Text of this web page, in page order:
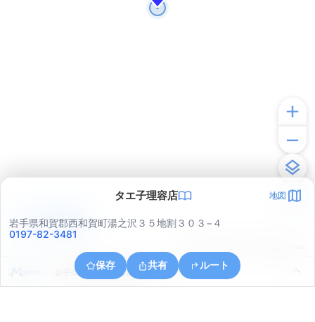
タエ子理容店 地図
岩手県和賀郡西和賀町湯之沢３５地割３０３−４
0197-82-3481
保存 共有 ルート
岩手県和賀郡西和賀町湯之沢
アプリで見る